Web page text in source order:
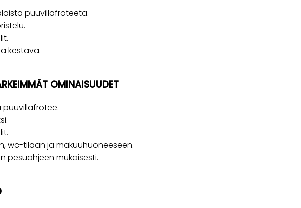
puuvillafroteeta.
kestävä.
OMINAISUUDET
puuvillafrotee.
wc-tilaan ja makuuhuoneeseen.
pesuohjeen mukaisesti.